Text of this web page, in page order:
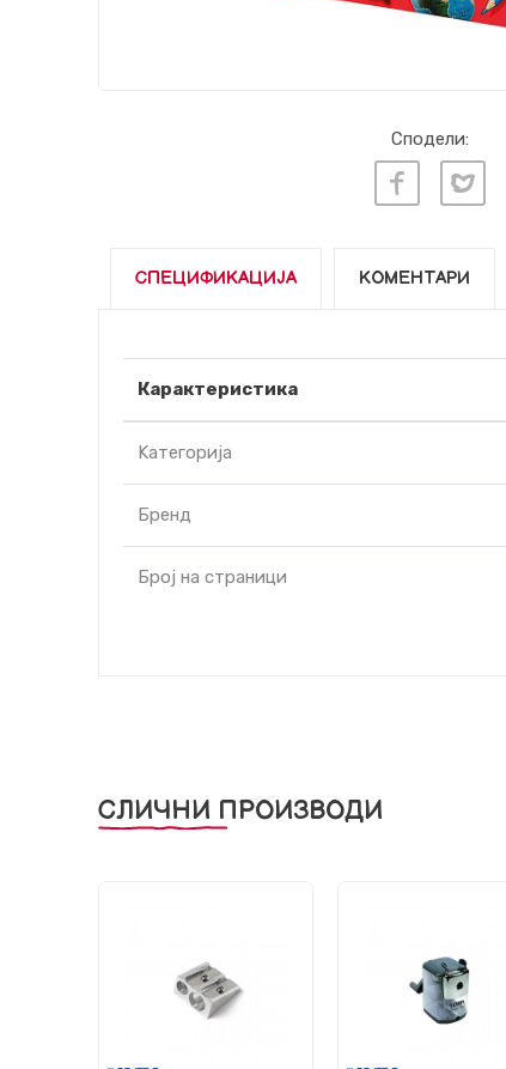
Сподели:
СПЕЦИФИКАЦИЈА КОМЕНТАРИ
Карактеристика
Kатегорија
Бренд
Број на страници
СЛИЧНИ ПРОИЗВОДИ